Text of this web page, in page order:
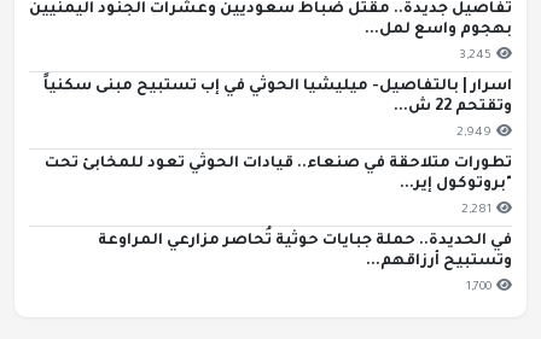
تفاصيل جديدة.. مقتل ضباط سعوديين وعشرات الجنود اليمنيين
بهجوم واسع لمل...
3,245
اسرار | بالتفاصيل- ميليشيا الحوثي في إب تستبيح مبنى سكنياً
وتقتحم 22 ش...
2,949
تطورات متلاحقة في صنعاء.. قيادات الحوثي تعود للمخابئ تحت
"بروتوكول إير...
2,281
في الحديدة.. حملة جبايات حوثية تُحاصر مزارعي المراوعة
وتستبيح أرزاقهم...
1,700